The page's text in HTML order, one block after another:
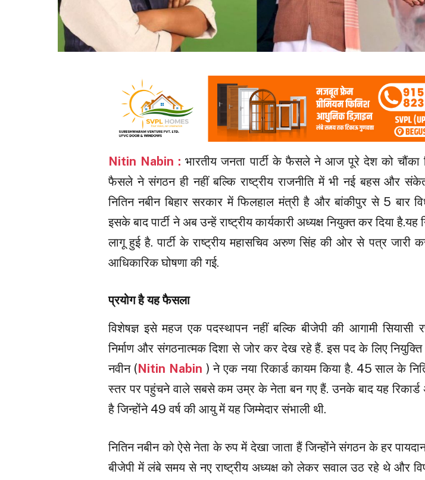
Nitin Nabin :भारतीय जनता पार्टी के फैसले ने आज पूरे देश को चौंका
फैसले ने संगठन ही नहीं बल्कि राष्ट्रीय राजनीति में भी नई बहस और
नितिन नबीन बिहार सरकार में फिलहाल मंत्री है और बांकीपुर से 5 बार
इसके बाद पार्टी ने अब उन्हें राष्ट्रीय कार्यकारी अध्यक्ष नियुक्त कर दिया है.यह
लागू हुई है. पार्टी के राष्ट्रीय महासचिव अरुण सिंह की ओर से पत्र जारी
आधिकारिक घोषणा की गई.
प्रयोग है यह फैसला
विशेषज्ञ इसे महज एक पदस्थापन नहीं बल्कि बीजेपी की आगामी सियासी
निर्माण और संगठनात्मक दिशा से जोर कर देख रहे हैं. इस पद के लिए नियुक्ति
नवीन (Nitin Nabin ) ने एक नया रिकार्ड कायम किया है. 45 साल के
स्तर पर पहुंचने वाले सबसे कम उम्र के नेता बन गए हैं. उनके बाद यह रिकार्ड
है जिन्होंने 49 वर्ष की आयु में यह जिम्मेदार संभाली थी.
नितिन नबीन को ऐसे नेता के रुप में देखा जाता हैं जिन्होंने संगठन के हर
बीजेपी में लंबे समय से नए राष्ट्रीय अध्यक्ष को लेकर सवाल उठ रहे थे और